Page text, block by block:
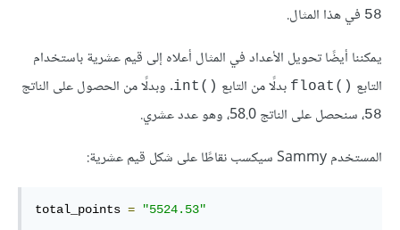
58 في هذا المثال.
يمكننا أيضًا تحويل الأعداد في المثال أعلاه إلى قيم عشرية باستخدام
التابع float()
int()
58، سنحصل على الناتج 58.0، وهو عدد عشري.
المستخدم Sammy سيكسب نقاطًا على شكل قيم عشرية:
total_points = "5524.53"